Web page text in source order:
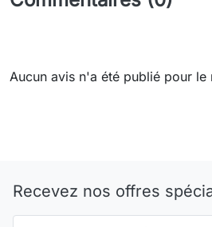
Aucun avis n'a été publié pour le
Recevez nos offres